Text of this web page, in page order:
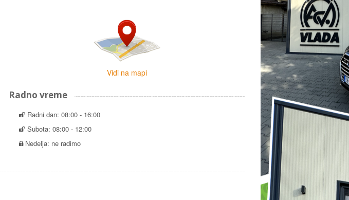
Vidi na mapi
Radno vreme
Radni dan: 08:00 - 16:00
Subota: 08:00 - 12:00
Nedelja: ne radimo